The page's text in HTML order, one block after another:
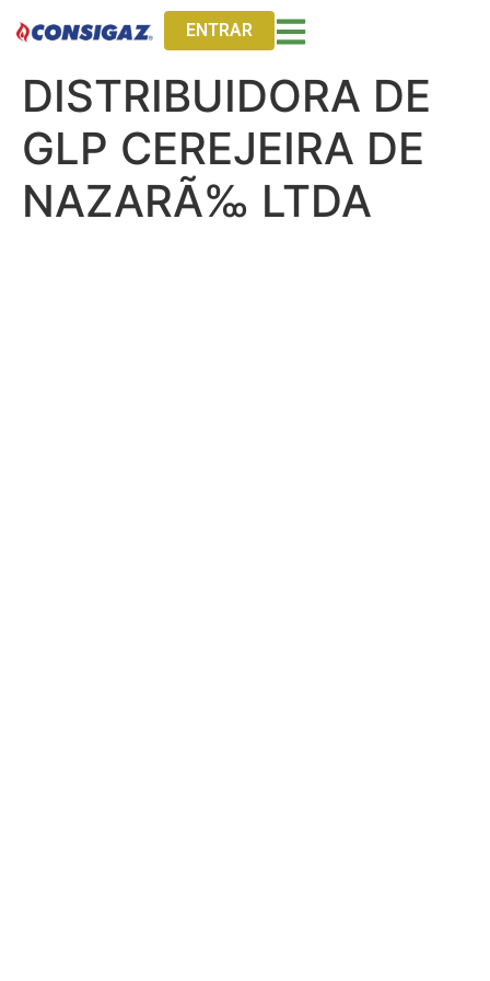
ENTRAR
DISTRIBUIDORA DE
GLP CEREJEIRA DE
NAZARÃ‰ LTDA